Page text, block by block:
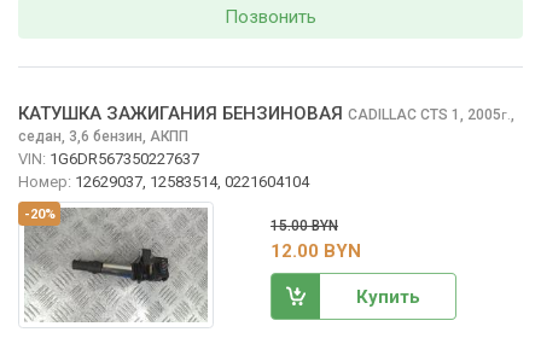
Позвонить
-20%
КАТУШКА ЗАЖИГАНИЯ БЕНЗИНОВАЯ CADILLAC CTS 1, 2005г.
седан, 3,6 бензин, АКПП
VIN: 1G6DR567350227637
Номер: 12629037, 12583514, 0221604104
15.00 BYN
12.00 BYN
Купить